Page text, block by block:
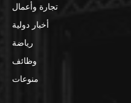
تجارة وأعمال
أخبار دولية
رياضة
وظائف
منوعات